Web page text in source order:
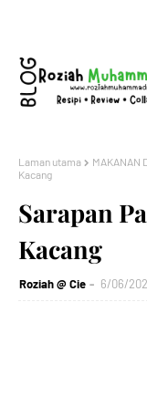
Laman utama MAKANAN
Kacang
Sarapan
Kacang
Roziah @ Cie 6/06/